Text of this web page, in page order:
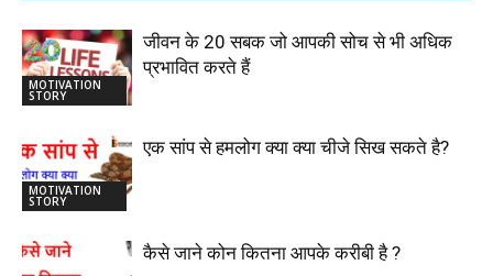
MOTIVATION
STORY
जीवन के 20 सबक जो आपकी सोच से भी अधिक
प्रभावित करते हैं
MOTIVATION
STORY
एक सांप से हमलोग क्या क्या चीजे सिख सकते है?
कैसे जाने कोन कितना आपके करीबी है ?